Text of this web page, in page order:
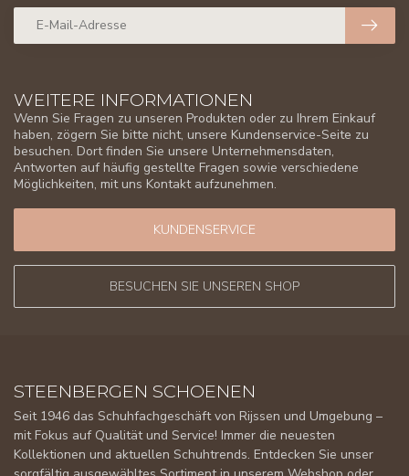
WEITERE INFORMATIONEN
Wenn Sie Fragen zu unseren Produkten oder zu Ihrem Einkauf
haben, zögern Sie bitte nicht, unsere Kundenservice-Seite zu
besuchen. Dort finden Sie unsere Unternehmensdaten,
Antworten auf häufig gestellte Fragen sowie verschiedene
Möglichkeiten, mit uns Kontakt aufzunehmen.
KUNDENSERVICE
BESUCHEN SIE UNSEREN SHOP
STEENBERGEN SCHOENEN
Seit 1946 das Schuhfachgeschäft von Rijssen und Umgebung –
mit Fokus auf Qualität und Service! Immer die neuesten
Kollektionen und aktuellen Schuhtrends. Entdecken Sie unser